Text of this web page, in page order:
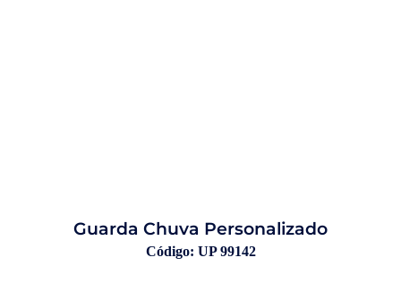
Guarda Chuva Personalizado
Código: UP 99142